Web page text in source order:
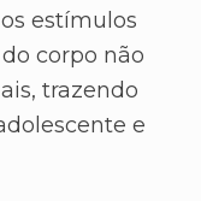
estímulos
corpo não
trazendo
e